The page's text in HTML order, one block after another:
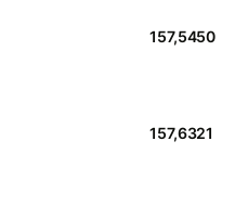
157,5450
157,6321